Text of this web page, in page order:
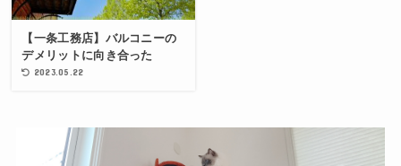
【一条工務店】バルコニーの
デメリットに向き合った
2023.05.22